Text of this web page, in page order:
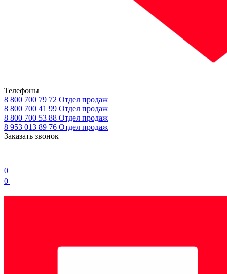
Телефоны
8 800 700 79 72 Отдел продаж
8 800 700 41 99 Отдел продаж
8 800 700 53 88 Отдел продаж
8 953 013 89 76 Отдел продаж
Заказать звонок
0
0